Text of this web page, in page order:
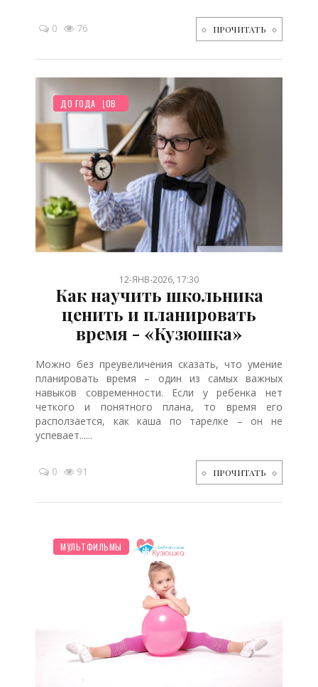
0 76 ПРОЧИТАТЬ
НОВОСТИ МИРА
/
ПЛАНИРОВАНИЕ
/
ПРАЗДНИКИ
/
РЕБЕНОК
/
ШКОЛЬНИК
/
ТВОРЧЕСТВО
/
СЕМЬЯ
/
ОТДЫХ
/
ХОББИ
/
ЖИЛЬЕ
/
СТАРШЕ ГОДА
СТАТЬИ
ПОКУПКИ
/
ПОСЛЕ РОДОВ
/
МУЗЫКА
/
ДО ГОДА
12-ЯНВ-2026, 17:30
Как научить школьника
ценить и планировать
время - «Кузюшка»
Можно без преувеличения сказать, что умение
планировать время – один из самых важных
навыков современности. Если у ребенка нет
четкого и понятного плана, то время его
расползается, как каша по тарелке – он не
успевает......
0 91 ПРОЧИТАТЬ
НОВОСТИ МИРА
БЕРЕМЕННОСТЬ
ПЛАНИРОВАНИЕ
ДО ГОДА
ШКОЛЬНИК
ЗДОРОВЬЕ
ТВОРЧЕСТВО
ДЕТЯМ
МУЛЬТФИЛЬМЫ